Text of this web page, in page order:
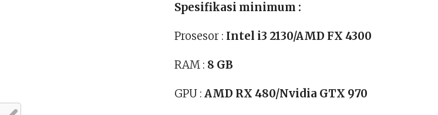
Spesifikasi minimum :
Prosesor : Intel i3 2130/AMD FX 4300
RAM : 8 GB
GPU :AMD RX 480/Nvidia GTX 970